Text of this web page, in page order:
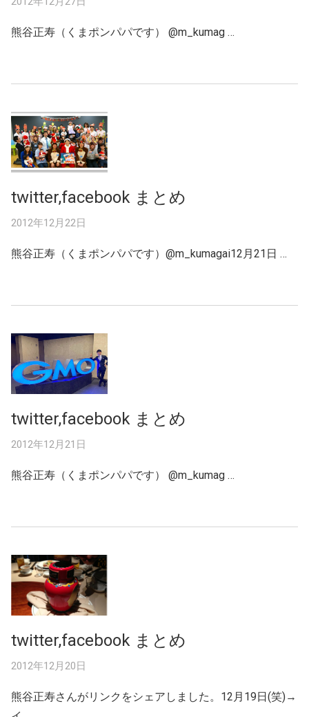
熊谷正寿（くまポンパパです） ‏@m_kumag …
twitter,facebook まとめ
2012年12月22日
熊谷正寿（くまポンパパです）@m_kumagai12月21日 …
twitter,facebook まとめ
2012年12月21日
熊谷正寿（くまポンパパです） ‏@m_kumag …
twitter,facebook まとめ
2012年12月20日
熊谷正寿さんがリンクをシェアしました。12月19日(笑)→